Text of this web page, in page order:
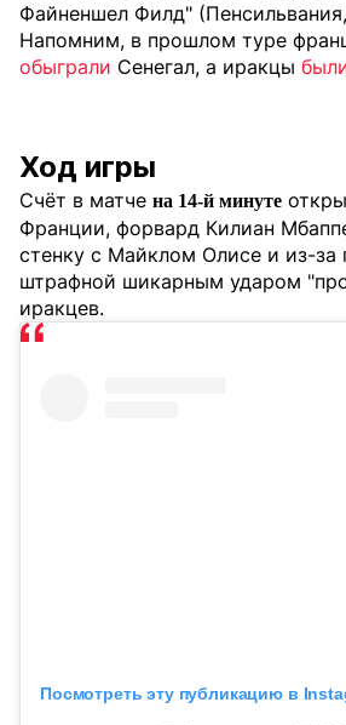
Файненшел Филд"
Напомним, в прошлом туре
обыграли Сенегал, а иракцы
Ход игры
Счёт в матче на 14-й минуте
Франции, форвард Килиан
стенку с Майклом Олисе и из-за
штрафной шикарным ударом
иракцев.
Посмотреть эту публикацию в